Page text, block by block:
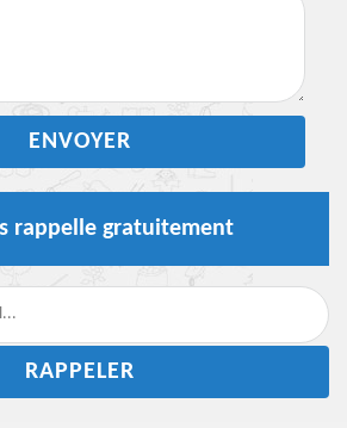
rappelle gratuitement